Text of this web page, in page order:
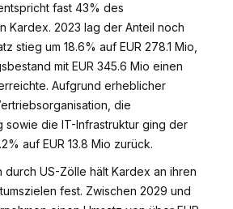
fast 43% des
Kardex. 2023 lag der Anteil noch
stieg um 18.6% auf EUR 278.1 Mio,
mit EUR 345.6 Mio einen
Aufgrund erheblicher
die
sowie die IT-Infrastruktur ging der
auf EUR 13.8 Mio zurück.
durch US-Zölle hält Kardex an ihren
fest. Zwischen 2029 und